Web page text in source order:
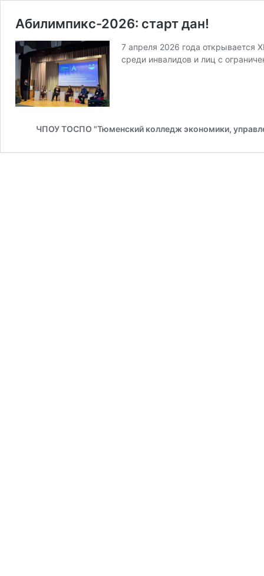
Абилимпикс-2026: старт дан!
7 апреля 2026 года открывается
среди инвалидов и лиц с
ЧПОУ ТОСПО "Тюменский колледж экономики,